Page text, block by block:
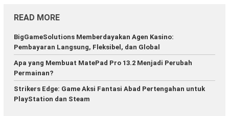
READ MORE
BigGameSolutions Memberdayakan Agen Kasino:
Pembayaran Langsung, Fleksibel, dan Global
Apa yang Membuat MatePad Pro 13.2 Menjadi Perubah
Permainan?
Strikers Edge: Game Aksi Fantasi Abad Pertengahan untuk
PlayStation dan Steam